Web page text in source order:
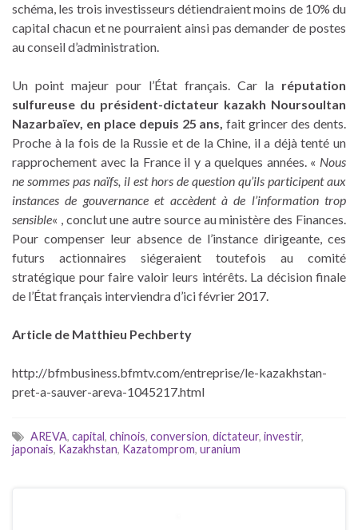
schéma, les trois investisseurs détiendraient moins de 10% du
capital chacun et ne pourraient ainsi pas demander de postes
au conseil d’administration.
Un point majeur pour l’État français. Car la réputation
sulfureuse du président-dictateur kazakh Noursoultan
Nazarbaïev, en place depuis 25 ans, fait grincer des dents.
Proche à la fois de la Russie et de la Chine, il a déjà tenté un
rapprochement avec la France il y a quelques années. « Nous
ne sommes pas naïfs, il est hors de question qu’ils participent aux
instances de gouvernance et accèdent à de l’information trop
sensible« , conclut une autre source au ministère des Finances.
Pour compenser leur absence de l’instance dirigeante, ces
futurs actionnaires siégeraient toutefois au comité
stratégique pour faire valoir leurs intérêts. La décision finale
de l’État français interviendra d’ici février 2017.
Article de Matthieu Pechberty
http://bfmbusiness.bfmtv.com/entreprise/le-kazakhstan-
pret-a-sauver-areva-1045217.html
AREVA, capital, chinois, conversion, dictateur, investir,
japonais, Kazakhstan, Kazatomprom, uranium